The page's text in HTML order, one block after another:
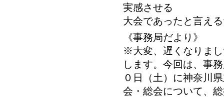
実感させる
大会であったと言え
《事務局だより》
※大変、遅くなりま
します。今回は、事
０日（土）に神奈川
会・総会について、